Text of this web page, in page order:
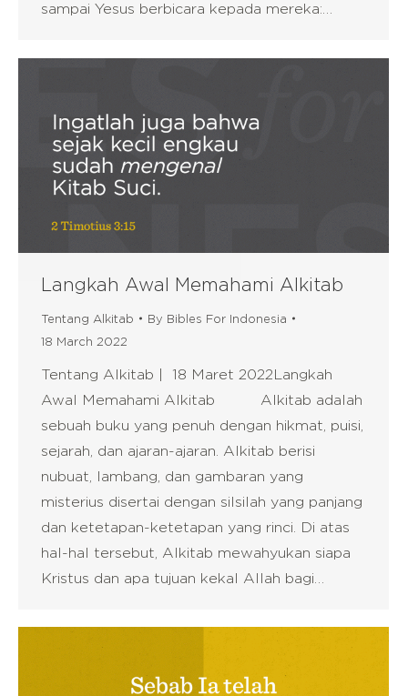
sampai Yesus berbicara kepada mereka:…
Langkah Awal Memahami Alkitab
Tentang Alkitab By Bibles For Indonesia
18 March 2022
Tentang Alkitab | 18 Maret 2022Langkah
Awal Memahami Alkitab Alkitab adalah
sebuah buku yang penuh dengan hikmat, puisi,
sejarah, dan ajaran-ajaran. Alkitab berisi
nubuat, lambang, dan gambaran yang
misterius disertai dengan silsilah yang panjang
dan ketetapan-ketetapan yang rinci. Di atas
hal-hal tersebut, Alkitab mewahyukan siapa
Kristus dan apa tujuan kekal Allah bagi…